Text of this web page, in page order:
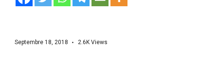
Septembre 18, 2018 2.6K Views